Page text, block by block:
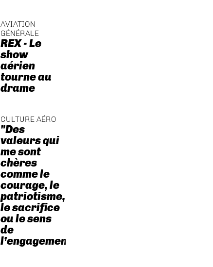
AVIATION
GÉNÉRALE
REX - Le
show
aérien
tourne au
drame
CULTURE AÉRO
"Des
valeurs qui
me sont
chères
comme le
courage, le
patriotisme,
le sacrifice
ou le sens
de
l’engagement."